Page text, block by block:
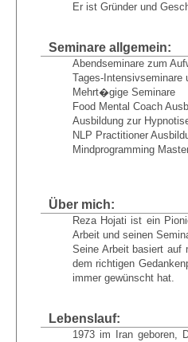
Er ist Gründer und
Seminare allgemein:
Abendseminare zum
Tages-Intensivseminare
Mehrt�gige Seminare
Food Mental Coach
Ausbildung zur
NLP Practitioner
Mindprogramming
Über mich:
Reza Hojati ist ein
Arbeit und seinen
Seine Arbeit basiert auf
dem richtigen
immer gewünscht hat.
Lebenslauf:
1973 im Iran geboren,